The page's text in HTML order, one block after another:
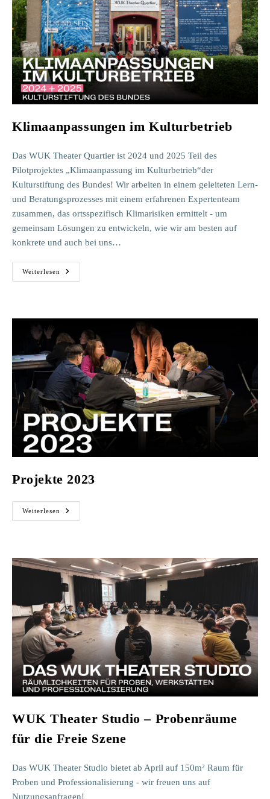
Klimaanpassungen im Kulturbetrieb
Das WUK Theater Quartier ist 2024 und 2025 Teil des
Pilotprojektes „Klimaanpassung im Kulturbetrieb“der
Kulturstiftung des Bundes! Wir arbeiten in einem geleiteten Lern-
und Beratungsprozesses mit einem erfahrenen Expertenteam
zusammen, das ortsspezifisch Klimarisiken ermittelt - um
gemeinsam Lösungen zu entwickeln, wie wir am besten auf
konkrete und auch bei uns…
Weiterlesen
Klimaanpassungen
Im
Projekte 2023
Weiterlesen
Projekte
2023
WUK Theater Studio – Probenräume
für die Freie Szene
Das WUK Theater Studio bietet ab April auf 150m² Raum für
Proben und Professionalisierung - wir freuen uns auf
Nutzungsanfragen!